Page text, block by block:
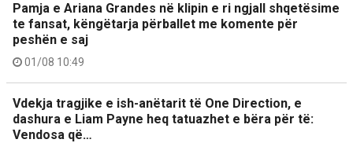
Pamja e Ariana Grandes në klipin e ri ngjall shqetësime
te fansat, këngëtarja përballet me komente për
peshën e saj
01/08 10:49
Vdekja tragjike e ish-anëtarit të One Direction, e
dashura e Liam Payne heq tatuazhet e bëra për të:
Vendosa që…